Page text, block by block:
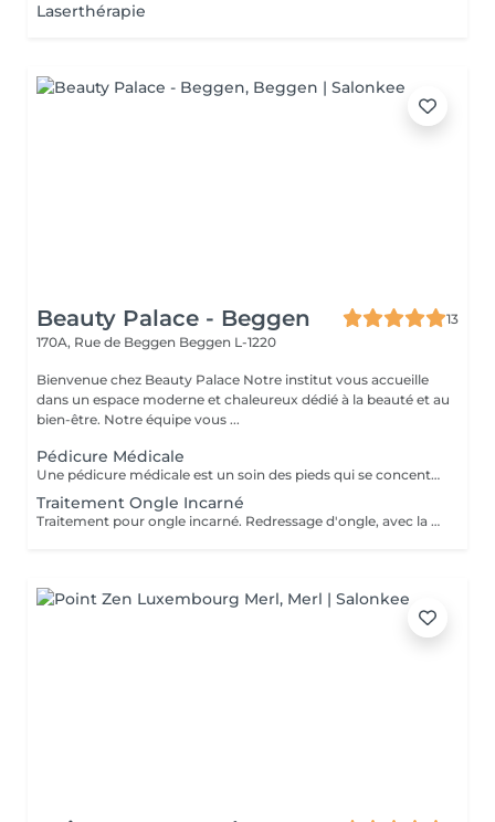
Laserthérapie
Beauty Palace - Beggen
13
170A, Rue de Beggen Beggen L-1220
Bienvenue chez Beauty Palace Notre institut vous accueille
dans un espace moderne et chaleureux dédié à la beauté et au
bien-être. Notre équipe vous ...
Pédicure Médicale
Une pédicure médicale est un soin des pieds qui se concentre sur les problèmes spécifiques des pieds: *Ongles incarnés *Ongles courbes *Callosités *Cors *Durillons *Oeil de perdrix *Corne *Mycoses *Pieds d'athlète
Traitement Ongle Incarné
Traitement pour ongle incarné. Redressage d'ongle, avec la pose d'un "spange".